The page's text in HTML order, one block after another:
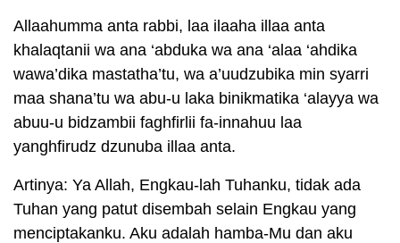
Allaahumma anta rabbi, laa ilaaha illaa anta
khalaqtanii wa ana ‘abduka wa ana ‘alaa ‘ahdika
wawa’dika mastatha’tu, wa a’uudzubika min syarri
maa shana’tu wa abu-u laka binikmatika ‘alayya wa
abuu-u bidzambii faghfirlii fa-innahuu laa
yanghfirudz dzunuba illaa anta.
Artinya: Ya Allah, Engkau-lah Tuhanku, tidak ada
Tuhan yang patut disembah selain Engkau yang
menciptakanku. Aku adalah hamba-Mu dan aku